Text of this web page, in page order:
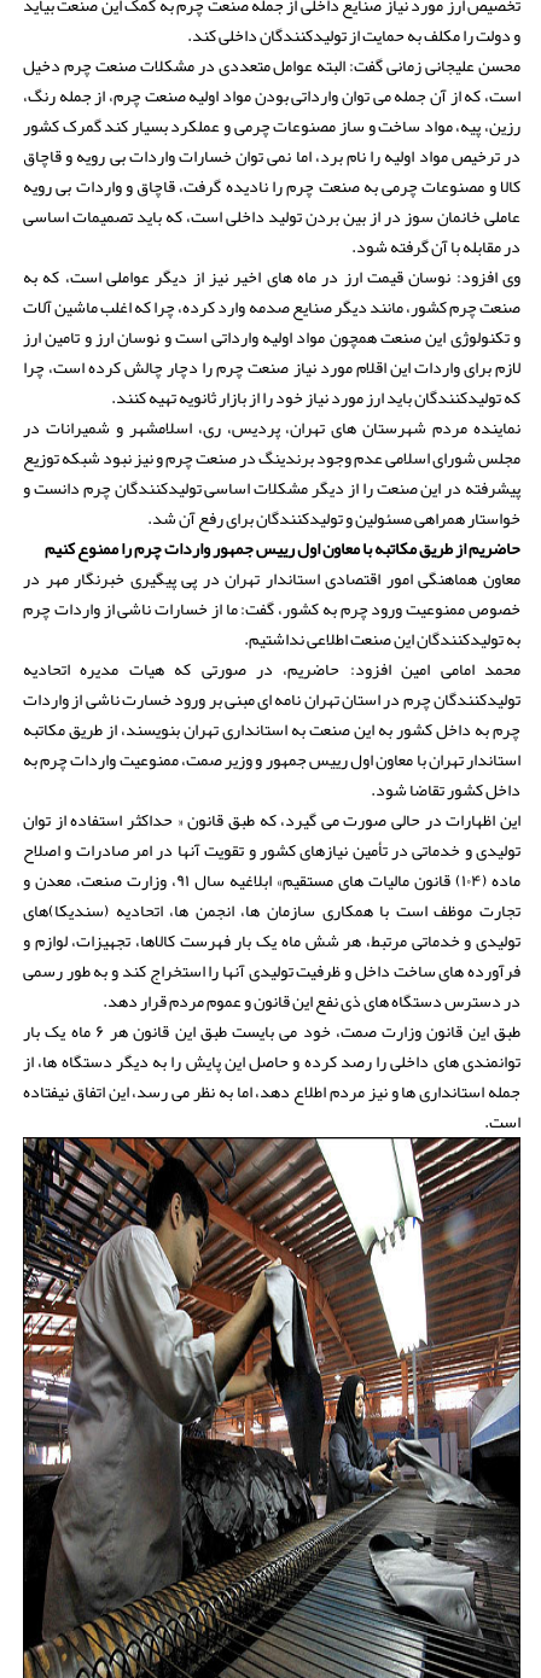
و دولت را مکلف به حمایت از تولیدکنندگان داخلی کند.
محسن علیجانی زمانی گفت: البته عوامل متعددی در مشکلات صنعت چرم دخیل
است، که از آن جمله می توان وارداتی بودن مواد اولیه صنعت چرم، از جمله رنگ،
رزین، پیه، مواد ساخت و ساز مصنوعات چرمی و عملکرد بسیار کند گمرک کشور
در ترخیص مواد اولیه را نام برد، اما نمی توان خسارات واردات بی رویه و قاچاق
کالا و مصنوعات چرمی به صنعت چرم را نادیده گرفت، قاچاق و واردات بی رویه
عاملی خانمان سوز در از بین بردن تولید داخلی است، که باید تصمیمات اساسی
در مقابله با آن گرفته شود.
وی افزود: نوسان قیمت ارز در ماه های اخیر نیز از دیگر عواملی است، که به
صنعت چرم کشور، مانند دیگر صنایع صدمه وارد کرده، چرا که اغلب ماشین آلات
و تکنولوژی این صنعت همچون مواد اولیه وارداتی است و نوسان ارز و تامین ارز
لازم برای واردات این اقلام مورد نیاز صنعت چرم را دچار چالش کرده است، چرا
که تولیدکنندگان باید ارز مورد نیاز خود را از بازار ثانویه تهیه کنند.
نماینده مردم شهرستان های تهران، پردیس، ری، اسلامشهر و شمیرانات در
مجلس شورای اسلامی عدم وجود برندینگ در صنعت چرم و نیز نبود شبکه توزیع
پیشرفته در این صنعت را از دیگر مشکلات اساسی تولیدکنندگان چرم دانست و
خواستار همراهی مسئولین و تولیدکنندگان برای رفع آن شد.
حاضریم از طریق مکاتبه با معاون اول رییس جمهور واردات چرم را ممنوع کنیم
معاون هماهنگی امور اقتصادی استاندار تهران در پی پیگیری خبرنگار مهر در
خصوص ممنوعیت ورود چرم به کشور، گفت: ما از خسارات ناشی از واردات چرم
به تولیدکنندگان این صنعت اطلاعی نداشتیم.
محمد امامی امین افزود: حاضریم، در صورتی که هیات مدیره اتحادیه
تولیدکنندگان چرم در استان تهران نامه ای مبنی بر ورود خسارت ناشی از واردات
چرم به داخل کشور به این صنعت به استانداری تهران بنویسند، از طریق مکاتبه
استاندار تهران با معاون اول رییس جمهور و وزیر صمت، ممنوعیت واردات چرم به
داخل کشور تقاضا شود.
این اظهارات در حالی صورت می گیرد، که طبق قانون « حداکثر استفاده از توان
تولیدی و خدماتی در تأمین نیازهای کشور و تقویت آنها در امر صادرات و اصلاح
ماده (۱۰۴) قانون مالیات های مستقیم» ابلاغیه سال ۹۱، وزارت صنعت، معدن و
تجارت موظف است با همکاری سازمان ها، انجمن ها، اتحادیه (سندیکا)های
تولیدی و خدماتی مرتبط، هر شش ماه یک بار فهرست کالاها، تجهیزات، لوازم و
فرآورده های ساخت داخل و ظرفیت تولیدی آنها را استخراج کند و به طور رسمی
در دسترس دستگاه های ذی نفع این قانون و عموم مردم قرار دهد.
طبق این قانون وزارت صمت، خود می بایست طبق این قانون هر ۶ ماه یک بار
توانمندی های داخلی را رصد کرده و حاصل این پایش را به دیگر دستگاه ها، از
جمله استانداری ها و نیز مردم اطلاع دهد، اما به نظر می رسد، این اتفاق نیفتاده
است.